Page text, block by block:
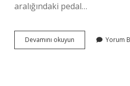
aralığındaki pedal…
Devamını okuyun
Jant
Yorum